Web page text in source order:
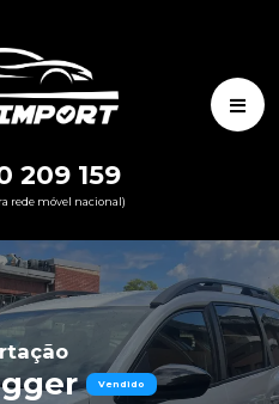
209 159
rede móvel nacional)
Vendido